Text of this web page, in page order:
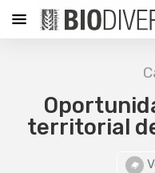
territorial